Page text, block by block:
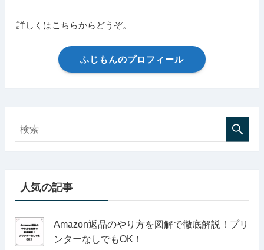
詳しくはこちらからどうぞ。
ふじもんのプロフィール
人気の記事
Amazon返品のやり方を図解で徹底解説！プリ
ンターなしでもOK！